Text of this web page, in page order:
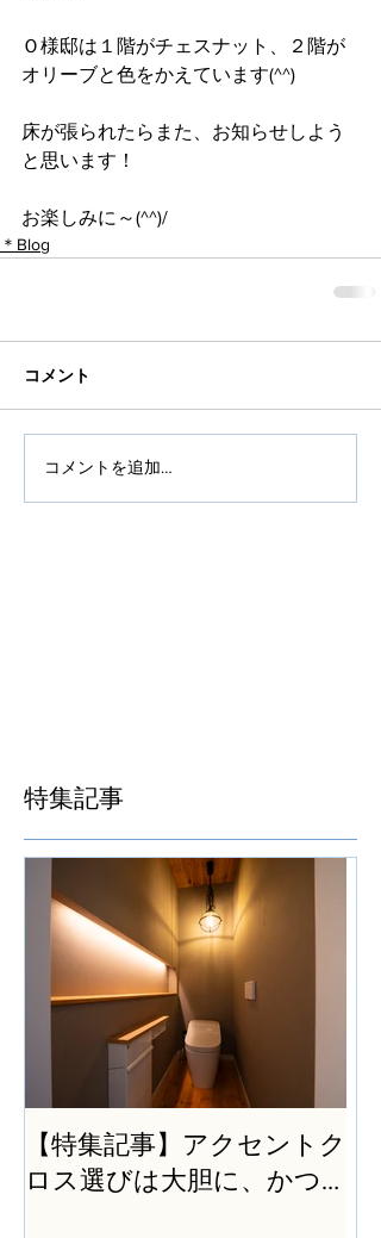
Ｏ様邸は１階がチェスナット、２階が
オリーブと色をかえています(^^)
床が張られたらまた、お知らせしよう
と思います！
お楽しみに～(^^)/
＊Blog
コメント
コメントを追加…
特集記事
【特集記事】アクセントク
ロス選びは大胆に、かつ